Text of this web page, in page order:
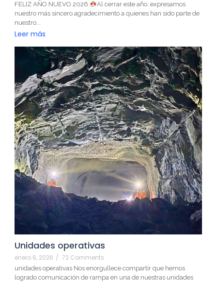
FELIZ AÑO NUEVO 2026
Al cerrar este año, expresamos
nuestro más sincero agradecimiento a quienes han sido parte de
nuestro...
Leer más
Unidades operativas
enero 6, 2026 / 72 Comments
unidades operativas Nos enorgullece compartir que hemos
logrado comunicación de rampa en una de nuestras unidades